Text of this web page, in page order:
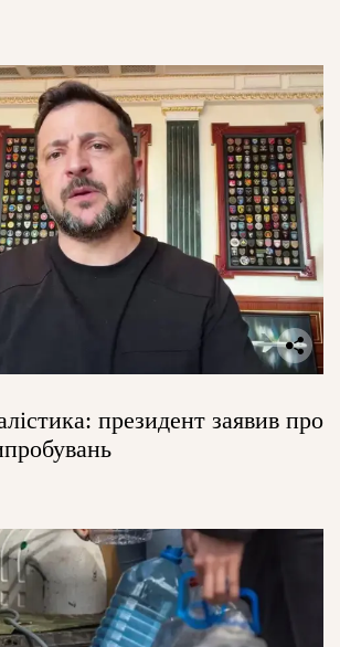
президент заявив про